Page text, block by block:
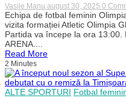
Vasile Manu august 30, 2025 0
Echipa de fotbal feminin
vizita formației Atletic Olimpia
Partida va începe la ora 13:00.
ARENA....
Read More
2 Minutes
ALTE SPORTURI Fotbal